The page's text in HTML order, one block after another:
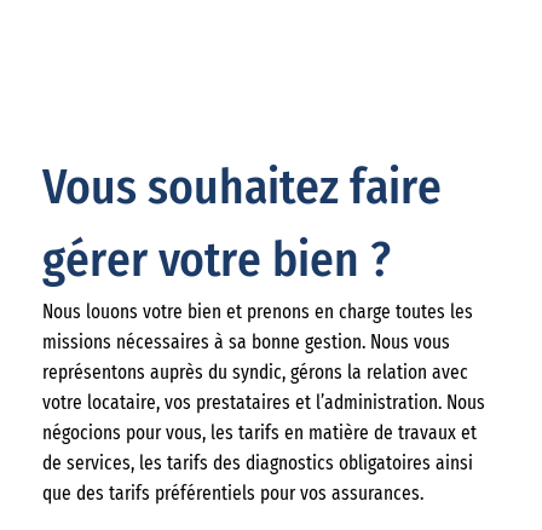
Vous souhaitez faire
gérer votre bien ?
Nous louons votre bien et prenons en charge toutes les
missions nécessaires à sa bonne gestion. Nous vous
représentons auprès du syndic, gérons la relation avec
votre locataire, vos prestataires et l’administration. Nous
négocions pour vous, les tarifs en matière de travaux et
de services, les tarifs des diagnostics obligatoires ainsi
que des tarifs préférentiels pour vos assurances.